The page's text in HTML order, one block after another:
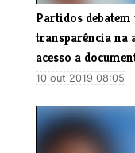
Partidos
transparência
acesso a
10 out 2019 08:05